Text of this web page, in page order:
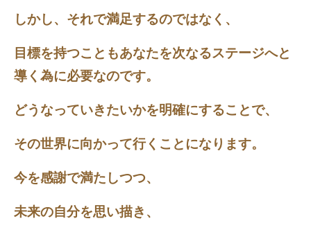
しかし、それで満足するのではなく、
目標を持つこともあなたを次なるステージへと
導く為に必要なのです。
どうなっていきたいかを明確にすることで、
その世界に向かって行くことになります。
今を感謝で満たしつつ、
未来の自分を思い描き、